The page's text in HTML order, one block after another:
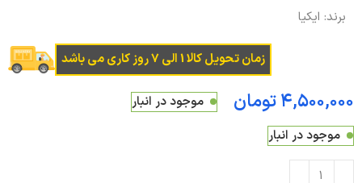
برند: ایکیا
زمان تحویل کالا 1 الی 7 روز کاری می باشد
تومان
موجود در انبار
موجود در انبار